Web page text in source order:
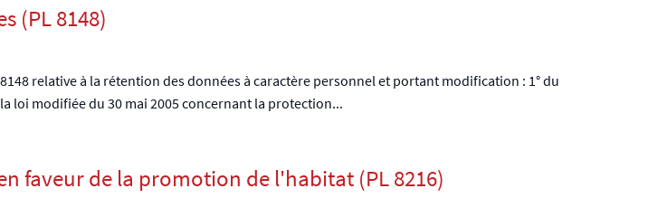
(PL 8148)
relative à la rétention des données à caractère personnel et portant modification : 1° du
loi modifiée du 30 mai 2005 concernant la protection...
faveur de la promotion de l'habitat (PL 8216)